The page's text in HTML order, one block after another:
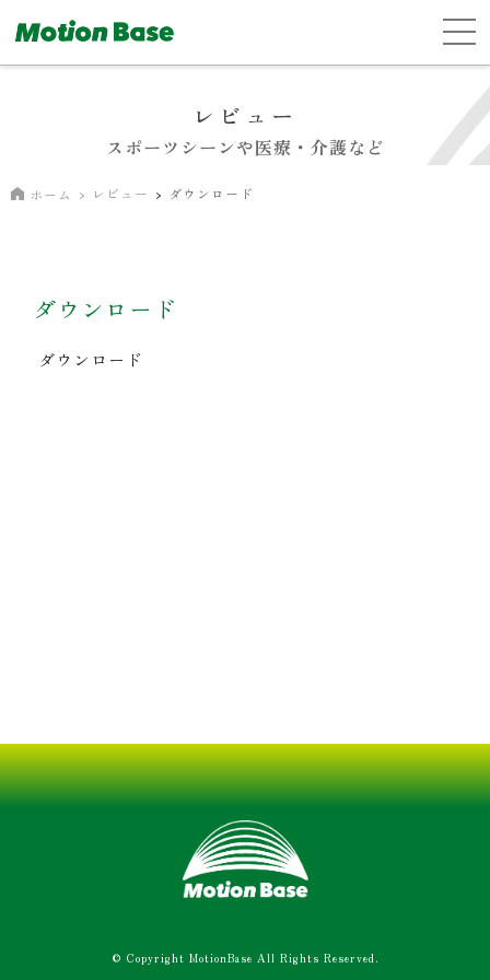
レビュー
スポーツシーンや医療・介護など
ホーム レビュー ダウンロード
ダウンロード
ダウンロード
© Copyright MotionBase All Rights Reserved.